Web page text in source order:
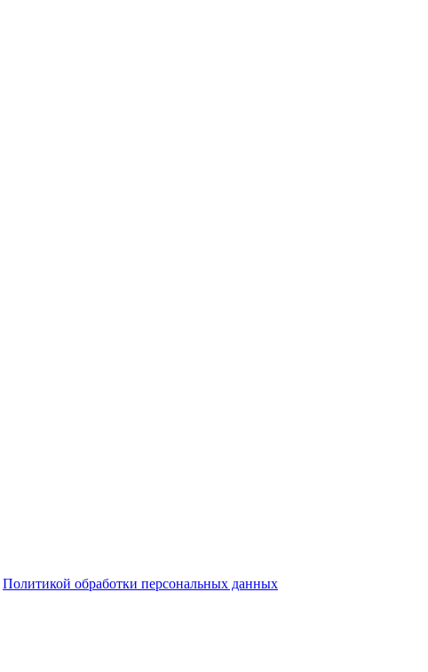
Политикой обработки персональных данных